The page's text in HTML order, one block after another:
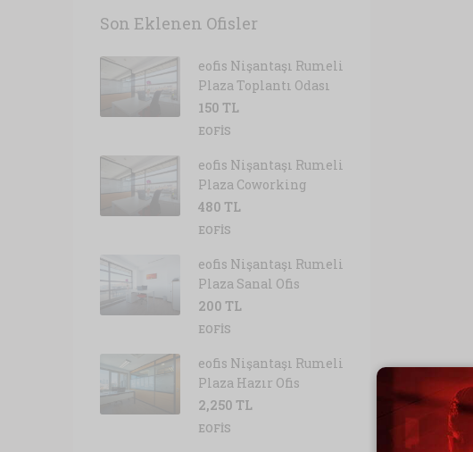
Son Eklenen Ofisler
eofis Nişantaşı Rumeli
Plaza Toplantı Odası
150 TL
EOFIS
eofis Nişantaşı Rumeli
Plaza Coworking
480 TL
EOFIS
eofis Nişantaşı Rumeli
Plaza Sanal Ofis
200 TL
EOFIS
eofis Nişantaşı Rumeli
Plaza Hazır Ofis
2,250 TL
EOFIS